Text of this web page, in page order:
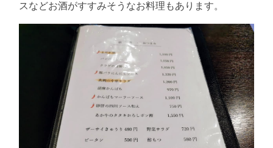
スなどお酒がすすみそうなお料理もあります。